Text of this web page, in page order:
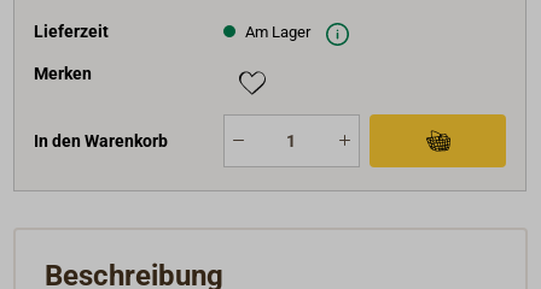
Lieferzeit Am Lager
Merken
In den Warenkorb
Beschreibung